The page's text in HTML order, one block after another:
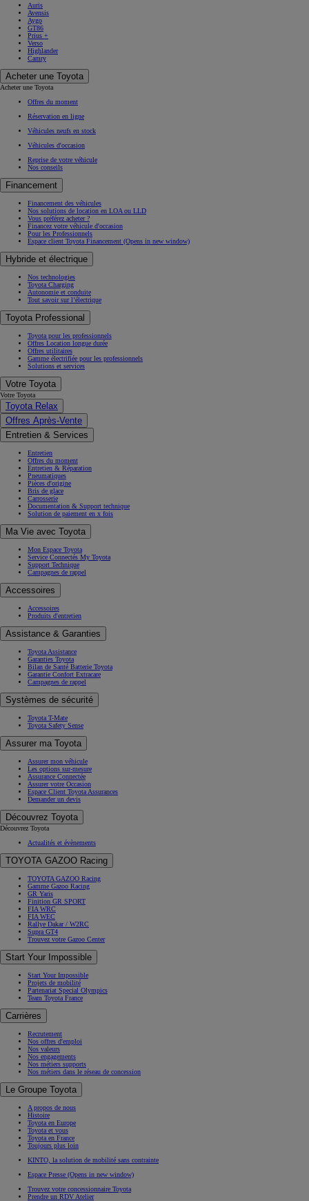
Auris
Avensis
Aygo
GT86
Prius +
Verso
Highlander
Camry
Acheter une Toyota
Acheter une Toyota
Offres du moment
Réservation en ligne
Véhicules neufs en stock
Véhicules d'occasion
Reprise de votre véhicule
Nos conseils
Financement
Financement des véhicules
Nos solutions de location en LOA ou LLD
Vous préférez acheter ?
Financez votre véhicule d'occasion
Pour les Professionnels
Espace client Toyota Financement (Opens in new window)
Hybride et électrique
Nos technologies
Toyota Charging
Autonomie et conduite
Tout savoir sur l’électrique
Toyota Professional
Toyota pour les professionnels
Offres Location longue durée
Offres utilitaires
Gamme électrifiée pour les professionnels
Solutions et services
Votre Toyota
Votre Toyota
Toyota Relax
Offres Après-Vente
Entretien & Services
Entretien
Offres du moment
Entretien & Réparation
Pneumatiques
Pièces d'origine
Bris de glace
Carrosserie
Documentation & Support technique
Solution de paiement en x fois
Ma Vie avec Toyota
Mon Espace Toyota
Service Connectés My Toyota
Support Technique
Campagnes de rappel
Accessoires
Accessoires
Produits d'entretien
Assistance & Garanties
Toyota Assistance
Garanties Toyota
Bilan de Santé Batterie Toyota
Garantie Confort Extracare
Campagnes de rappel
Systèmes de sécurité
Toyota T-Mate
Toyota Safety Sense
Assurer ma Toyota
Assurer mon véhicule
Les options sur-mesure
Assurance Connectée
Assurer votre Occasion
Espace Client Toyota Assurances
Demander un devis
Découvrez Toyota
Découvrez Toyota
Actualités et évènements
TOYOTA GAZOO Racing
TOYOTA GAZOO Racing
Gamme Gazoo Racing
GR Yaris
Finition GR SPORT
FIA WRC
FIA WEC
Rallye Dakar / W2RC
Supra GT4
Trouvez votre Gazoo Center
Start Your Impossible
Start Your Impossible
Projets de mobilité
Partenariat Special Olympics
Team Toyota France
Carrières
Recrutement
Nos offres d'emploi
Nos valeurs
Nos engagements
Nos métiers supports
Nos métiers dans le réseau de concession
Le Groupe Toyota
A propos de nous
Histoire
Toyota en Europe
Toyota et vous
Toyota en France
Toujours plus loin
KINTO, la solution de mobilité sans contrainte
Espace Presse (Opens in new window)
Trouvez votre concessionnaire Toyota
Prendre un RDV Atelier